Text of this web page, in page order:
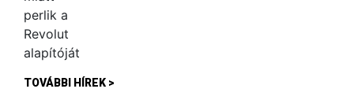
TOVÁBBI HÍREK >